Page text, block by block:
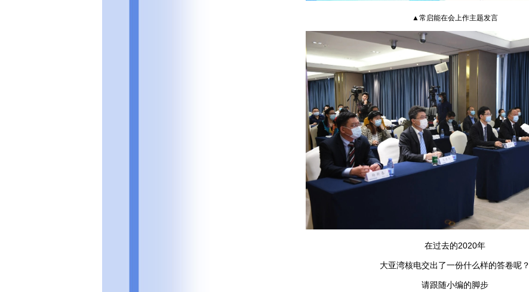
▲常启能在会上作主题发言
在过去的2020年
大亚湾核电交出了一份什么样的答卷呢？
请跟随小编的脚步